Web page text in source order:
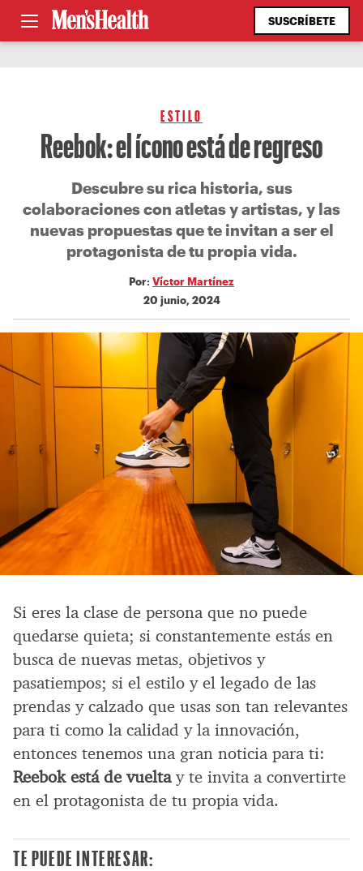
SUSCRÍBETE
ESTILO
Reebok: el ícono está de regreso
Descubre su rica historia, sus
colaboraciones con atletas y artistas, y las
nuevas propuestas que te invitan a ser el
protagonista de tu propia vida.
Por: Víctor Martínez
20 junio, 2024
Si eres la clase de persona que no puede
quedarse quieta; si constantemente estás en
busca de nuevas metas, objetivos y
pasatiempos; si el estilo y el legado de las
prendas y calzado que usas son tan relevantes
para ti como la calidad y la innovación,
entonces tenemos una gran noticia para ti:
Reebok está de vueltay te invita a convertirte
en el protagonista de tu propia vida.
TE PUEDE INTERESAR: